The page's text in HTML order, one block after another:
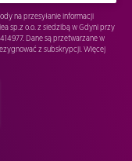
na przesyłanie informacji
sp.z o.o. z siedzibą w Gdyni przy
Dane są przetwarzane w
z subskrypcji. Więcej